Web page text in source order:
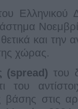
Ελληνικού
και την
χώρας.
(spread) του
του
στις